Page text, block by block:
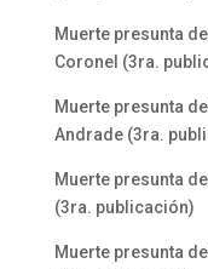
Muerte presunta
Coronel (3ra.
Muerte presunta
Andrade (3ra.
Muerte presunta
(3ra. publicación)
Muerte presunta